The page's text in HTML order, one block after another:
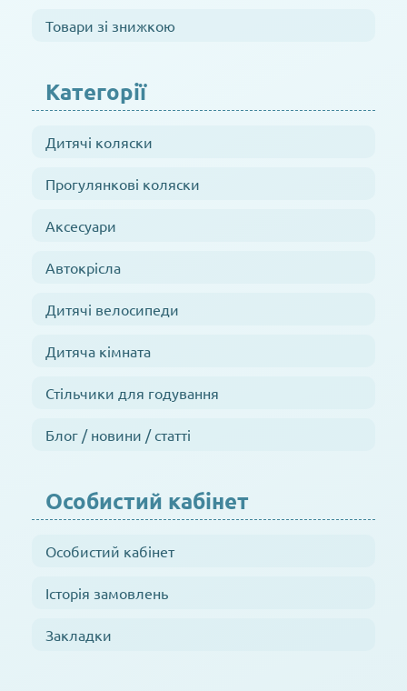
Товари зі знижкою
Категорії
Дитячі коляски
Прогулянкові коляски
Аксесуари
Автокрісла
Дитячі велосипеди
Дитяча кімната
Стільчики для годування
Блог / новини / статті
Особистий кабінет
Особистий кабінет
Історія замовлень
Закладки